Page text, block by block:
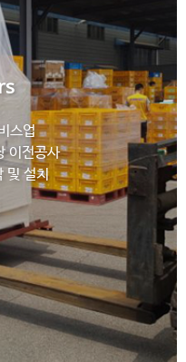
스업
이전공사
및 설치